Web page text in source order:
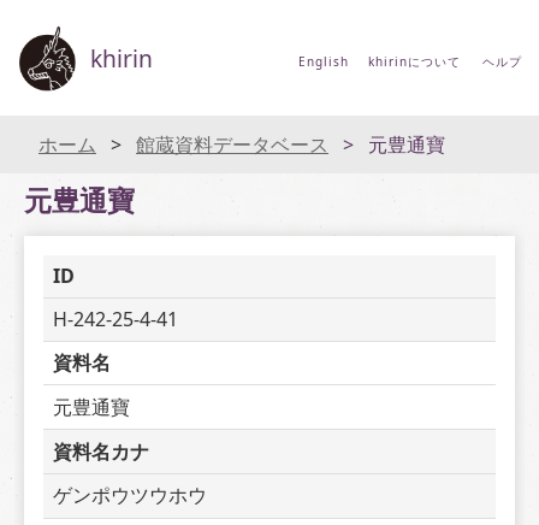
khirin English khirinについて ヘルプ
ホーム 館蔵資料データベース 元豊通寶
元豊通寶
ID
H-242-25-4-41
資料名
元豊通寶
資料名カナ
ゲンポウツウホウ